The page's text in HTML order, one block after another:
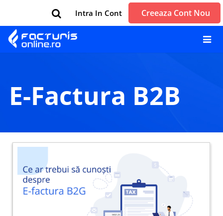
Intra In Cont Creeaza Cont Nou
e-Factura B2B